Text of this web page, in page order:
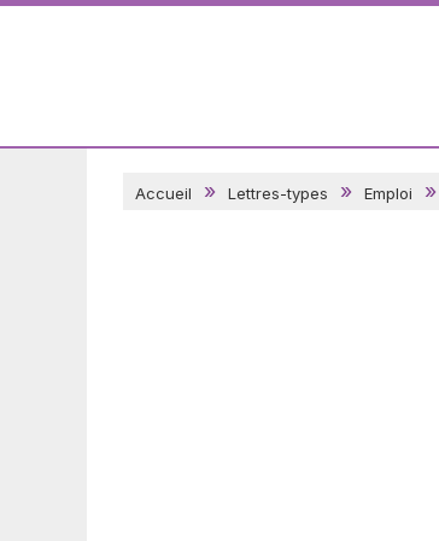
Accueil Lettres-types Emploi